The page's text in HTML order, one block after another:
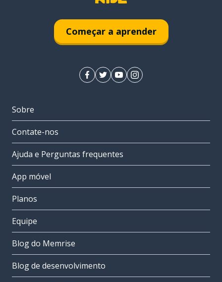
Começar a aprender
Sobre
Contate-nos
Ajuda e Perguntas frequentes
App móvel
Planos
Equipe
Blog do Memrise
Blog de desenvolvimento